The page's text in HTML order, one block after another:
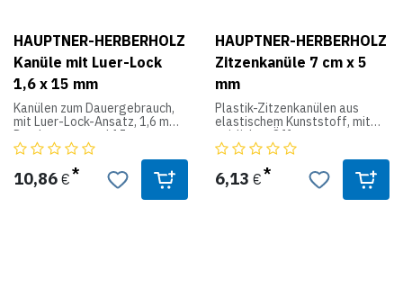
HAUPTNER-HERBERHOLZ
Kanüle mit Luer-Lock
1,6 x 15 mm
Kanülen zum Dauergebrauch,
mit Luer-Lock-Ansatz, 1,6 mm
Durchmesser und 15 mm
Nadellänge, 1 Pack à 10
- ausgeprägter Bison-Schliff
sorgt für langanhaltende
10,86 €
HAUPTNER-HERBERHOLZ
Zitzenkanüle 7 cm x 5
mm
Plastik-Zitzenkanülen aus
elastischem Kunststoff, mit
seitlichen Öffnungen, aus
denen abgefüllte Salben
langsam ausdringen können, 5
mm Durchmesser, 7 cm lang,
Dose mit 10 Stück in Vaseline
6,13 €